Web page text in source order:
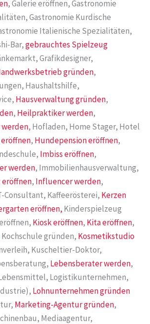
, Galerie eröffnen, Gastronomie
Gastronomie Kurdische
Italienische Spezialitäten,
Bar,gebrauchtes Spielzeug
Grafikdesigner,
gründen,
Haushaltshilfe,
Hausverwaltung gründen,
, Heilpraktiker werden,
, Hofladen, Home Stager, Hotel
, Hundepension eröffnen,
Imbiss eröffnen,
werden, Immobilienhausverwaltung,
, Influencer werden,
Consultant, Kaffeerösterei, Kerzen
eröffnen, Kinderspielzeug
Kiosk eröffnen, Kita eröffnen,
Kochschule gründen, Kosmetikstudio
Kuscheltier-Doktor,
Lebensberater werden,
Logistikunternehmen,
Lohnunternehmen gründen
Marketing-Agentur gründen,
Mediaagentur,